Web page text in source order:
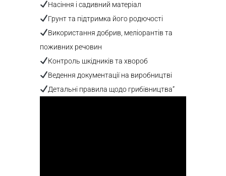
Насіння і садивний матеріал
Грунт та підтримка його родючості
Використання добрив, меліорантів та
поживних речовин
Контроль шкідників та хвороб
Ведення документації на виробництві
Детальні правила щодо грибівництва”